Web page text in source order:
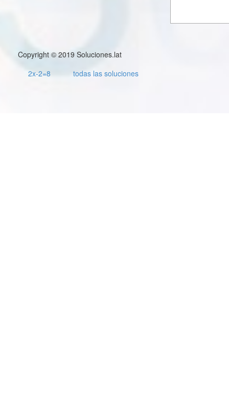
Copyright © 2019 Soluciones.lat
2x-2=8
todas las soluciones